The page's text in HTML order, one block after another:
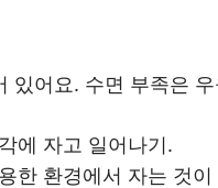
있어요. 수면 부족은
에 자고 일어나기.
한 환경에서 자는 것이